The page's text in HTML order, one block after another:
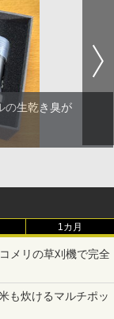
の生乾き臭が
1カ月
メリの草刈機で完全
も炊けるマルチポッ